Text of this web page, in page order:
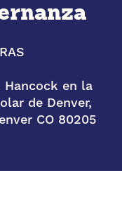
Hancock en la
de Denver,
CO 80205